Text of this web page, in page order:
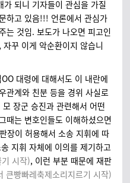
되니 기자들이 관심을 가질
하고 있음!!! 언론에서 관심가
는 것임. 보도가 나오면 피고인
꾸 이게 악순환이지 않습니
대령에 대해서도 이 내란에
관계와 친분 등을 경위 사실로
장군 승진과 관련해서 어떤
때는 변호인들도 이해하셨으면
장이 허용해서 소송 지휘에 따
지휘 자체에 이의를 제기하고
시작), 이런 부분 때문에 재판
큰빵빠레축제소리지르기 시작)